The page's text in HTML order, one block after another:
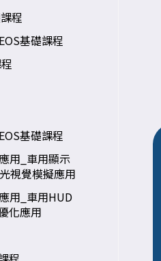
程
基礎課程
基礎課程
用_車用顯示
視覺模擬應用
用_車用HUD
化應用